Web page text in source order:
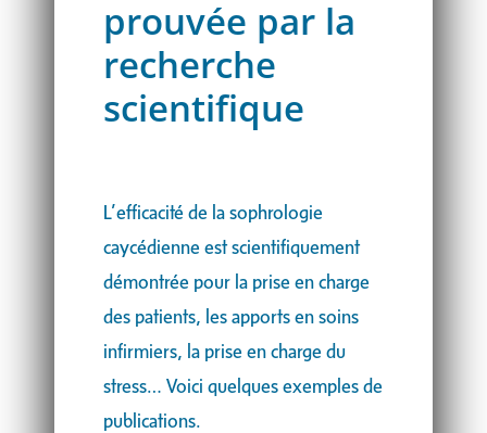
prouvée par la
recherche
scientifique
L’efficacité de la sophrologie
caycédienne est scientifiquement
démontrée pour la prise en charge
des patients, les apports en soins
infirmiers, la prise en charge du
stress… Voici quelques exemples de
publications.